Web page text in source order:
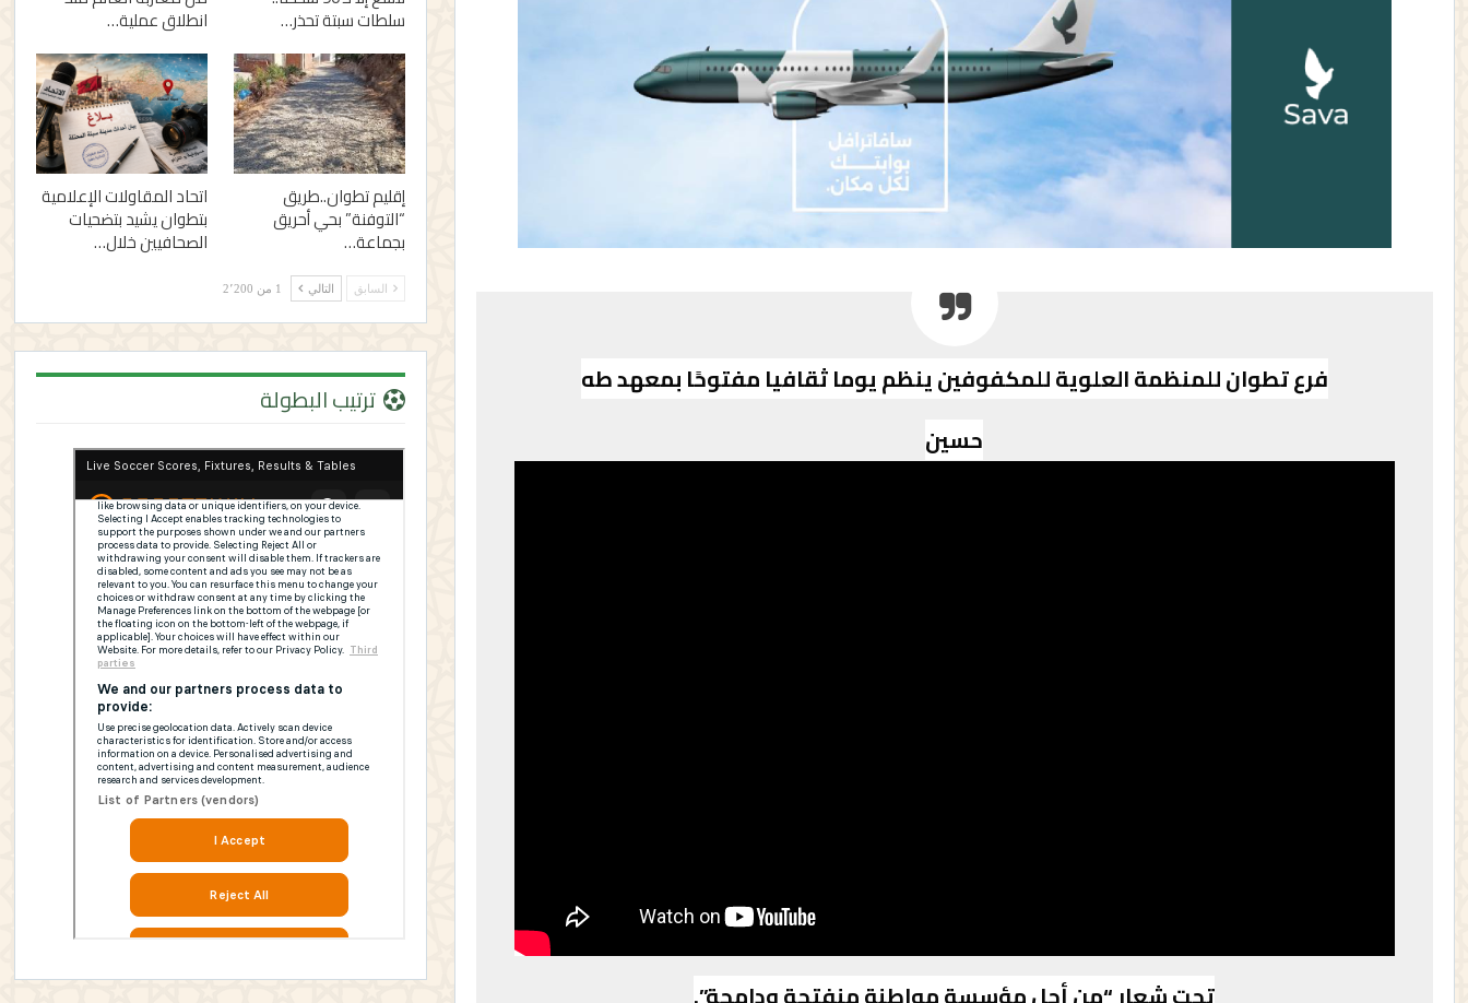
فرع تطوان للمنظمة العلوية للمكفوفين ينظم يوما ثقافيا مفتوحًا بمعهد طه
حسين
سلطات سبتة تحذر… انطلاق عملية…
إقليم تطوان..طريق
“التوفنة” بحي أحريق
بجماعة…
اتحاد المقاولات الإعلامية
بتطوان يشيد بتضحيات
الصحافيين خلال…
السابق التالي 1 من 2٬200
ترتيب البطولة